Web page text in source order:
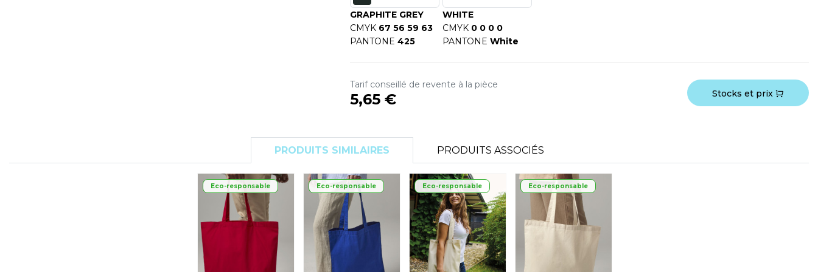
S
SANS ETIQUETTE
GRAPHITE GREY
CMYK 67 56 59 63
PANTONE 425
WHITE
CMYK 0 0 0 0
PANTONE White
Tarif conseillé de revente à la pièce
5,65 € Stocks et prix
PRODUITS SIMILAIRES PRODUITS ASSOCIÉS
Eco-responsable Eco-responsable Eco-responsable Eco-responsable